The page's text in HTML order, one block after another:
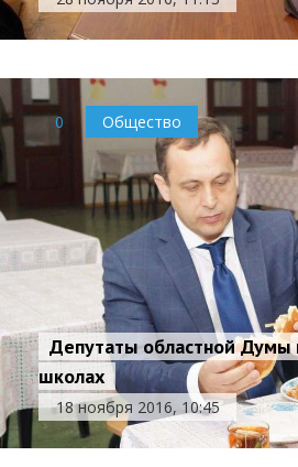
0 Общество
Депутаты областной Думы
школах
18 ноября 2016, 10:45